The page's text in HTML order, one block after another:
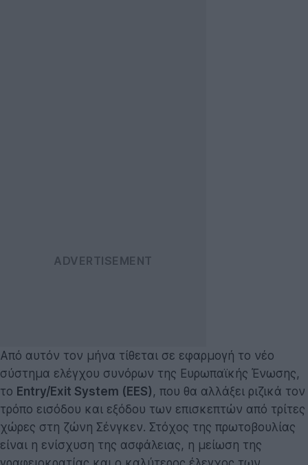
Από αυτόν τον μήνα τίθεται σε εφαρμογή το νέο
σύστημα ελέγχου συνόρων της Ευρωπαϊκής Ένωσης,
το Entry/Exit System (EES) , που θα αλλάξει ριζικά τον
τρόπο εισόδου και εξόδου των επισκεπτών από τρίτες
χώρες στη ζώνη Σένγκεν. Στόχος της πρωτοβουλίας
είναι η ενίσχυση της ασφάλειας, η μείωση της